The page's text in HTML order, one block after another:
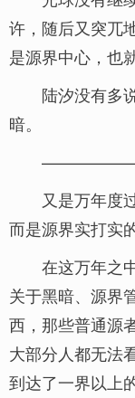
许，随后又突兀
是源界中心，也
陆汐没有多
暗。
又是万年度
而是源界实打实
在这万年之
关于黑暗、源界
西，那些普通源
大部分人都无法
到达了一界以上